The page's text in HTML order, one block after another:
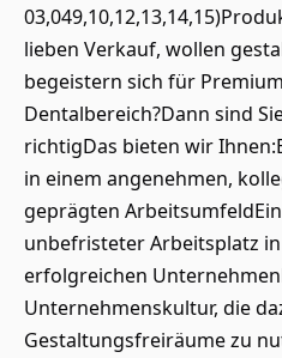
lieben Verkauf, wollen
begeistern sich für
Dentalbereich?Dann sind
richtigDas bieten wir
in einem angenehmen,
geprägten
unbefristeter Arbeitsplatz
erfolgreichen
Unternehmenskultur, die
Gestaltungsfreiräume zu